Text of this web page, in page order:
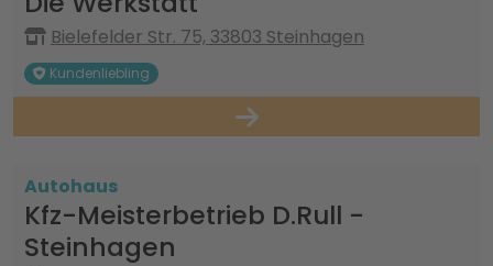
Bielefelder Str. 75, 33803 Steinhagen
Kundenliebling
Autohaus
Kfz-Meisterbetrieb D.Rull -
Steinhagen